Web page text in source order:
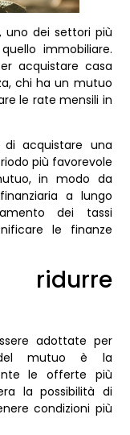
uno dei settori più
immobiliare.
acquistare casa
chi ha un mutuo
le rate mensili in
di acquistare una
più favorevole
in modo da
a lungo
dei tassi
le finanze
adottate per
mutuo è la
le offerte più
la possibilità di
condizioni più